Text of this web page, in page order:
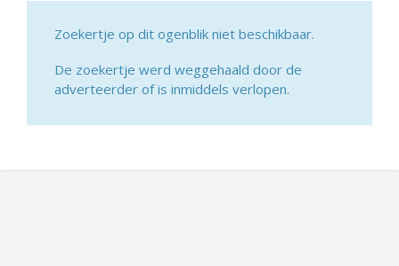
Zoekertje op dit ogenblik niet beschikbaar.
De zoekertje werd weggehaald door de
adverteerder of is inmiddels verlopen.